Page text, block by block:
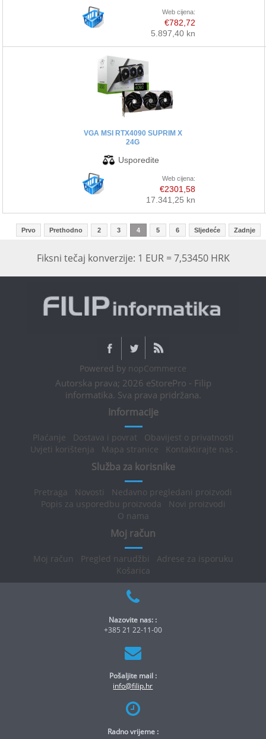
Web cijena:
€782,72
5.897,40 kn
VGA MSI RTX4090 SUPRIM X
24G
Web cijena:
€2301,58
17.341,25 kn
Prvo Prethodno 2 3 4 5 6 Sljedeće Zadnje
Fiksni tečaj konverzije: 1 EUR = 7,53450 HRK
Powered by nopCommerce
Autorska prava; 2026 eStorePro - Filip
informatika. Sva prava pridržana.
Informacije
Plaćanje Dostava i povrat
Obavijest o privatnosti
Uvjeti korištenja
Mapa stranice Kontaktirajte nas
Služba za korisnike
Pretraga Novosti
Nedavno pregledani proizvodi
Popis za usporedbu proizvoda
Novi proizvodi
O nama
Moj račun
Moj račun Pregled narudžbi
Adrese za isporuku
Košarica
Nazovite nas: :
+385 21 22-11-00
Pošaljite mail :
info@filip.hr
Radno vrijeme :